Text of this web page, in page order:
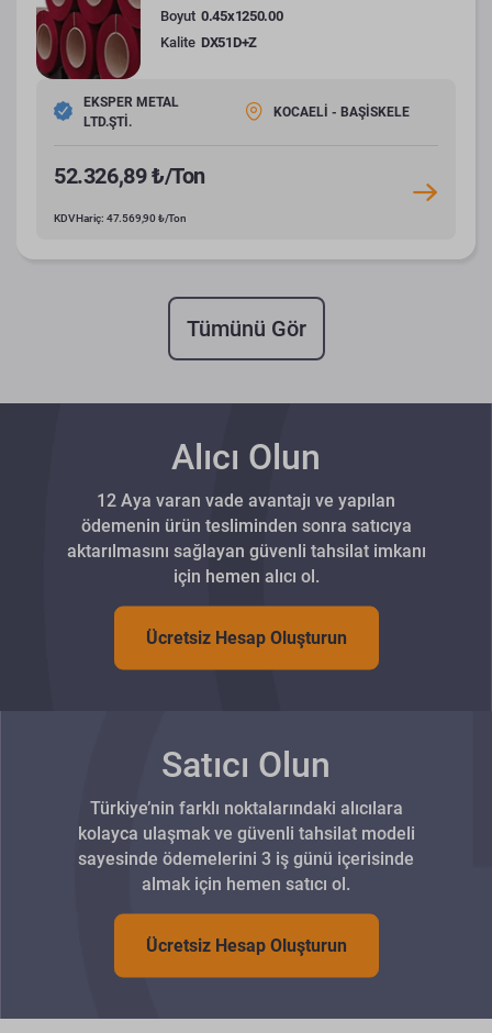
Boyut 0.45x1250.00
Kalite DX51D+Z
EKSPER METAL
LTD.ŞTİ.
KOCAELİ - BAŞİSKELE
52.326,89 ₺/Ton
KDV Hariç: 47.569,90 ₺/Ton
Tümünü Gör
Alıcı Olun
12 Aya varan vade avantajı ve yapılan
ödemenin ürün tesliminden sonra satıcıya
aktarılmasını sağlayan güvenli tahsilat imkanı
için hemen alıcı ol.
Ücretsiz Hesap Oluşturun
Satıcı Olun
Türkiye’nin farklı noktalarındaki alıcılara
kolayca ulaşmak ve güvenli tahsilat modeli
sayesinde ödemelerini 3 iş günü içerisinde
almak için hemen satıcı ol.
Ücretsiz Hesap Oluşturun